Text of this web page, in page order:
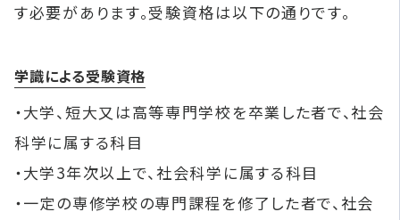
す必要があります。受験資格は以下の通りです。
学識による受験資格
・大学、短大又は高等専門学校を卒業した者で、社会
科学に属する科目
・大学3年次以上で、社会科学に属する科目
・一定の専修学校の専門課程を修了した者で、社会